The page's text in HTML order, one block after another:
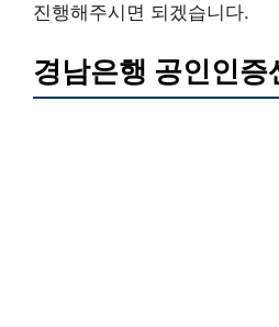
진행해주시면 되겠습니다.
경남은행 공인인증